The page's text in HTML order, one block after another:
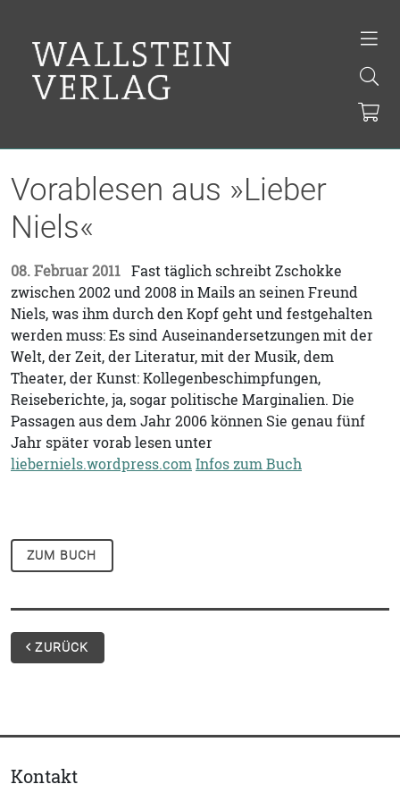
Vorablesen aus »Lieber
Niels«
08. Februar 2011 Fast täglich schreibt Zschokke
zwischen 2002 und 2008 in Mails an seinen Freund
Niels, was ihm durch den Kopf geht und festgehalten
werden muss: Es sind Auseinandersetzungen mit der
Welt, der Zeit, der Literatur, mit der Musik, dem
Theater, der Kunst: Kollegenbeschimpfungen,
Reiseberichte, ja, sogar politische Marginalien. Die
Passagen aus dem Jahr 2006 können Sie genau fünf
Jahr später vorab lesen unter
lieberniels.wordpress.comInfos zum Buch
ZUM BUCH
ZURÜCK
Kontakt